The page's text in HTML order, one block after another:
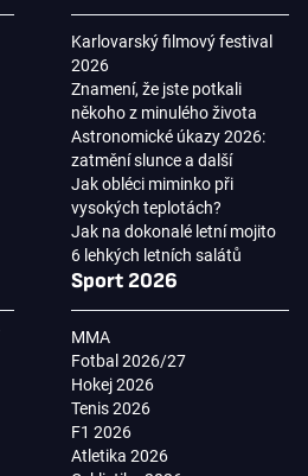
Karlovarský filmový festival
2026
Znamení, že jste potkali
někoho z minulého života
Astronomické úkazy 2026:
zatmění slunce a další
Jak obléci miminko při
vysokých teplotách?
Jak na dokonalé letní mojito
6 lehkých letních salátů
Sport 2026
MMA
Fotbal 2026/27
Hokej 2026
Tenis 2026
F1 2026
Atletika 2026